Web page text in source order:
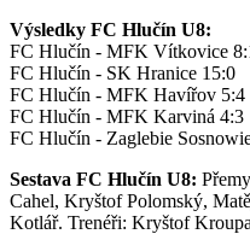
Výsledky FC Hlučín U8:
FC Hlučín - MFK Vítkovice
FC Hlučín - SK Hranice 15:0
FC Hlučín - MFK Havířov 5:4
FC Hlučín - MFK Karviná 4:3
FC Hlučín - Zaglebie
Sestava FC Hlučín U8:
Cahel, Kryštof Polomský,
Kotlář. Trenéři: Kryštof